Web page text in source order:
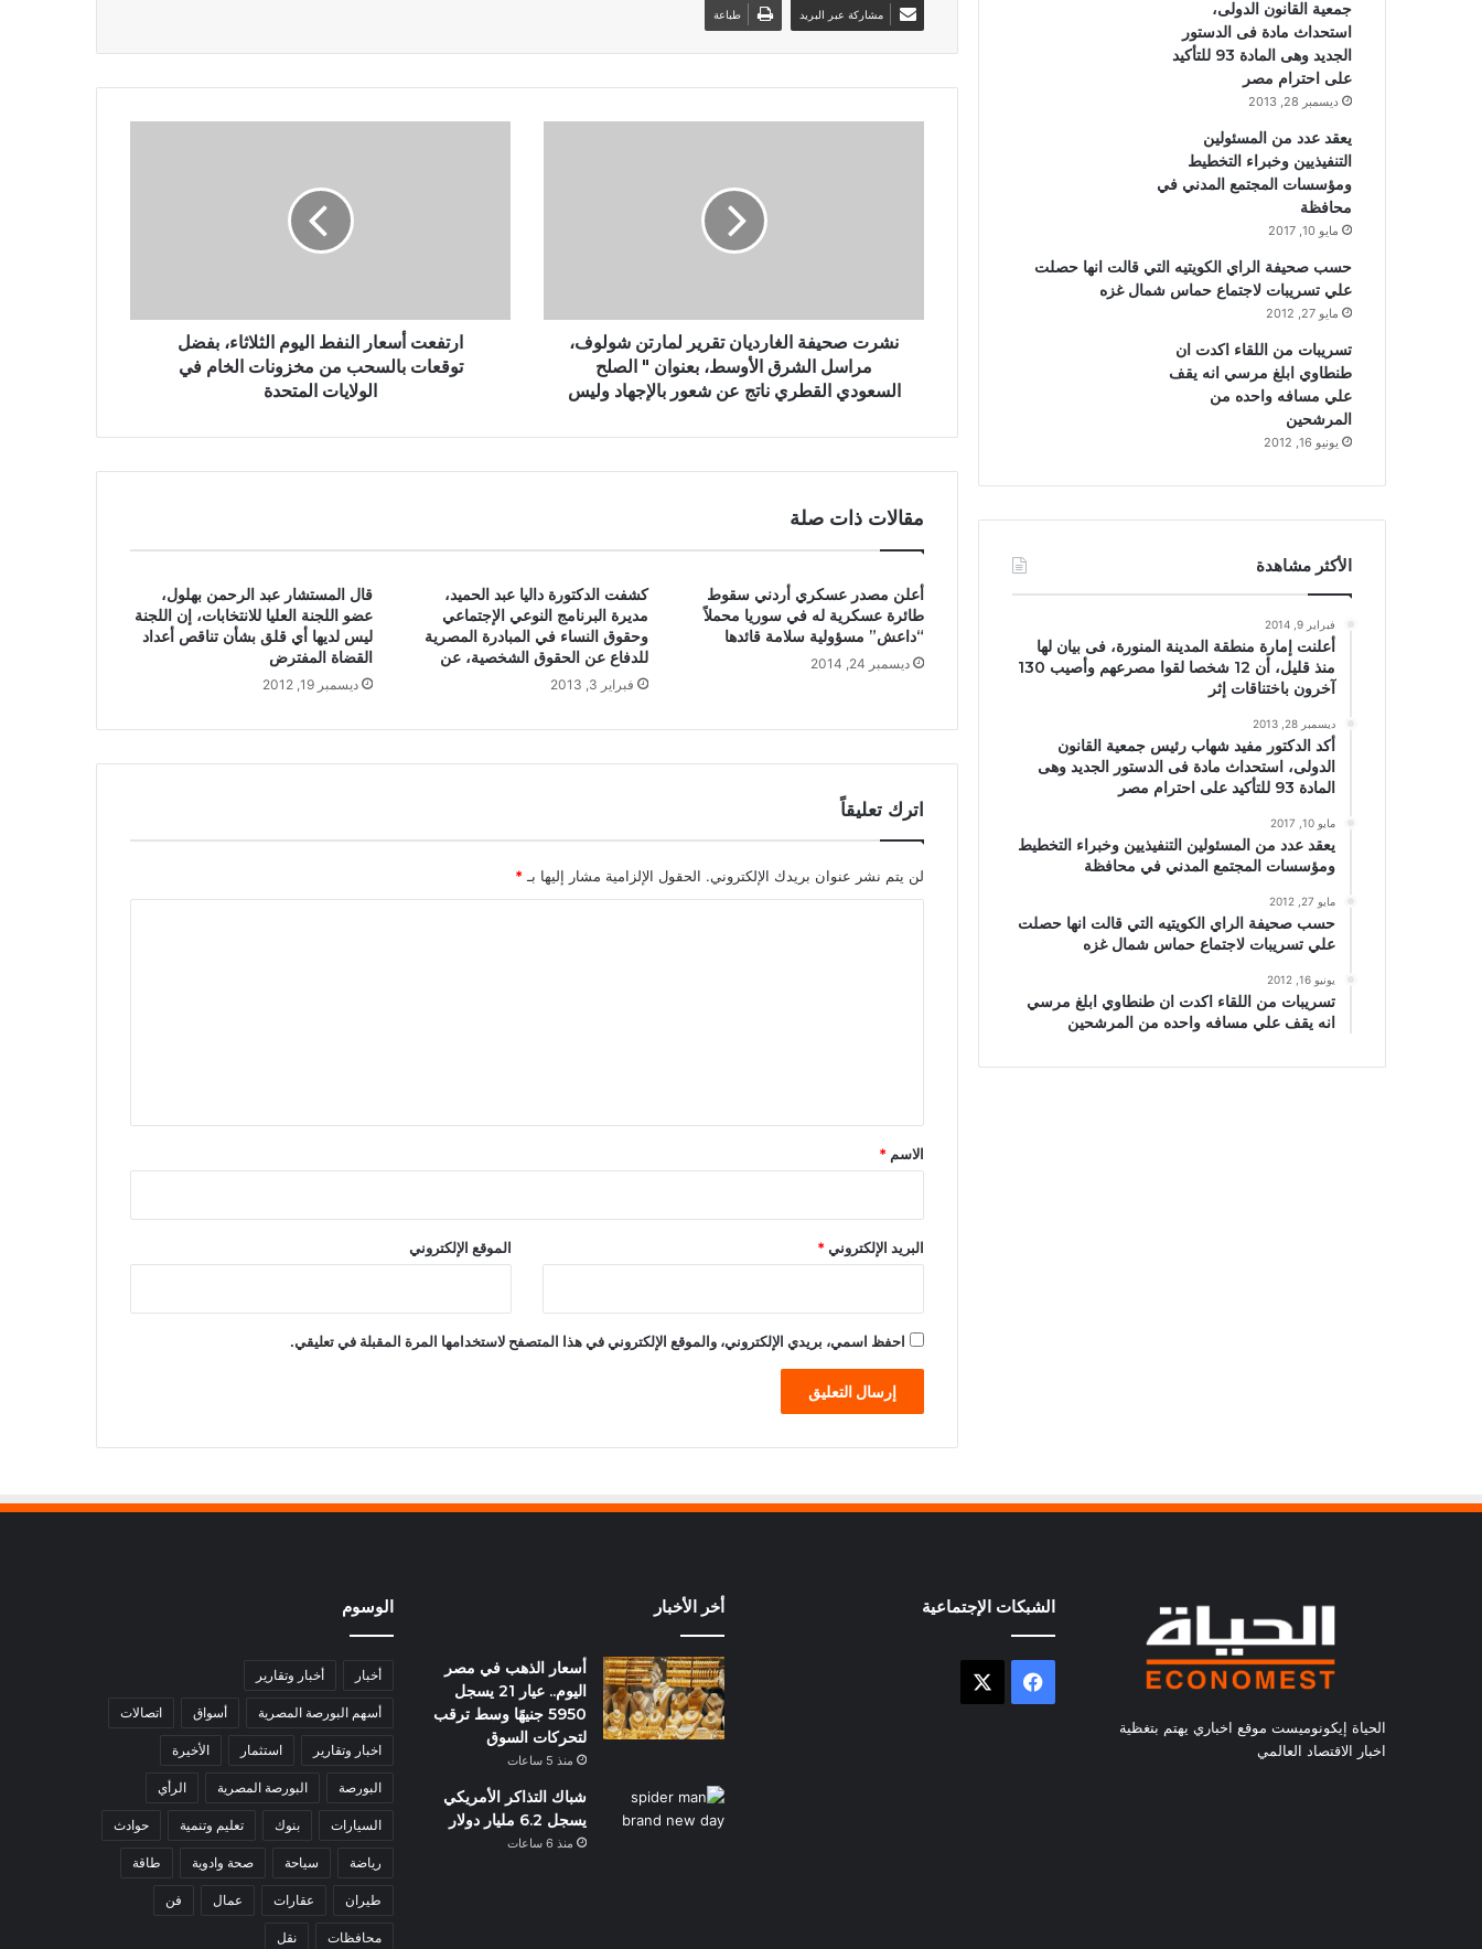
مشاركة عبر البريد طباعة
نشرت صحيفة الغارديان تقرير لمارتن شولوف،
مراسل الشرق الأوسط، بعنوان " الصلح
السعودي القطري ناتج عن شعور بالإجهاد وليس
ارتفعت أسعار النفط اليوم الثلاثاء، بفضل
توقعات بالسحب من مخزونات الخام في
الولايات المتحدة
مقالات ذات صلة
أعلن مصدر عسكري أردني سقوط
طائرة عسكرية له في سوريا محملاً
“داعش” مسؤولية سلامة قائدها
ديسمبر 24, 2014
كشفت الدكتورة داليا عبد الحميد،
مديرة البرنامج النوعي الإجتماعي
وحقوق النساء في المبادرة المصرية
للدفاع عن الحقوق الشخصية، عن
فبراير 3, 2013
قال المستشار عبد الرحمن بهلول،
عضو اللجنة العليا للانتخابات، إن اللجنة
ليس لديها أي قلق بشأن تناقص أعداد
القضاة المفترض
ديسمبر 19, 2012
اترك تعليقاً
لن يتم نشر عنوان بريدك الإلكتروني. الحقول الإلزامية مشار إليها بـ *
*
الاسم *
البريد الإلكتروني* الموقع الإلكتروني
احفظ اسمي، بريدي الإلكتروني، والموقع الإلكتروني في هذا المتصفح لاستخدامها المرة المقبلة في تعليقي.
جمعية القانون الدولى،
استحداث مادة فى الدستور
الجديد وهى المادة 93 للتأكيد
على احترام مصر
ديسمبر 28, 2013
يعقد عدد من المسئولين
التنفيذيين وخبراء التخطيط
ومؤسسات المجتمع المدني في
محافظة
مايو 10, 2017
حسب صحيفة الراي الكويتيه التي قالت انها حصلت
علي تسريبات لاجتماع حماس شمال غزه
مايو 27, 2012
تسريبات من اللقاء اكدت ان
طنطاوي ابلغ مرسي انه يقف
علي مسافه واحده من
المرشحين
يونيو 16, 2012
الأكثر مشاهدة
فبراير 9, 2014
أعلنت إمارة منطقة المدينة المنورة، فى بيان لها
منذ قليل، أن 12 شخصا لقوا مصرعهم وأصيب 130
آخرون باختناقات إثر
ديسمبر 28, 2013
أكد الدكتور مفيد شهاب رئيس جمعية القانون
الدولى، استحداث مادة فى الدستور الجديد وهى
المادة 93 للتأكيد على احترام مصر
مايو 10, 2017
يعقد عدد من المسئولين التنفيذيين وخبراء التخطيط
ومؤسسات المجتمع المدني في محافظة
مايو 27, 2012
حسب صحيفة الراي الكويتيه التي قالت انها حصلت
علي تسريبات لاجتماع حماس شمال غزه
يونيو 16, 2012
تسريبات من اللقاء اكدت ان طنطاوي ابلغ مرسي
انه يقف علي مسافه واحده من المرشحين
الحياة إيكونوميست موقع اخباري يهتم بتغظية
اخبار الاقتصاد العالمي
الشبكات الإجتماعية
فيسبوك
أخر الأخبار
أسعار الذهب في مصر
اليوم.. عيار 21 يسجل
5950 جنيهًا وسط ترقب
لتحركات السوق
منذ 5 ساعات
شباك التذاكر الأمريكي
يسجل 6.2 مليار دولار
منذ 6 ساعات
الوسوم
أخبار أخبار وتقارير
أسهم البورصة المصرية أسواق اتصالات
اخبار وتقارير استثمار الأخيرة
البورصة البورصة المصرية الرأي
السيارات بنوك تعليم وتنمية حوادث
رياضة سياحة صحة وادوية طاقة
طيران عقارات عمال فن
محافظات نقل